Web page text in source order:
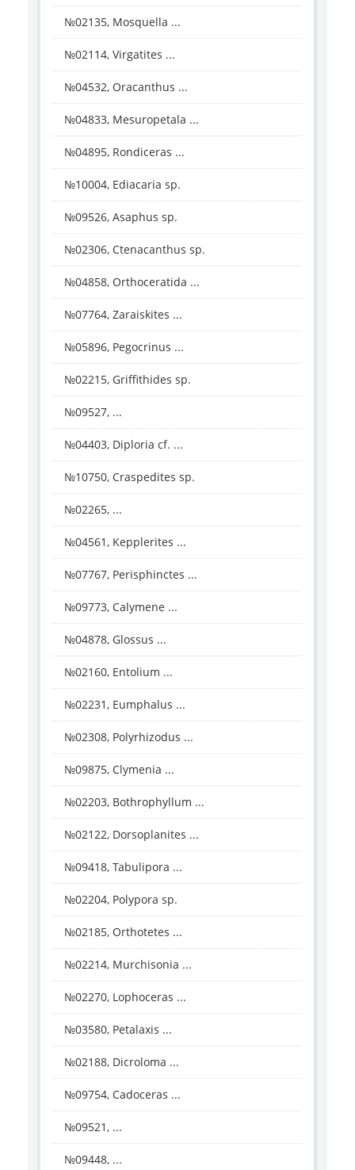
№02135, Mosquella ...
№02114, Virgatites ...
№04532, Oracanthus ...
№04833, Mesuropetala ...
№04895, Rondiceras ...
№10004, Ediacaria sp.
№09526, Asaphus sp.
№02306, Ctenacanthus sp.
№04858, Orthoceratida ...
№07764, Zaraiskites ...
№05896, Pegocrinus ...
№02215, Griffithides sp.
№09527, ...
№04403, Diploria cf. ...
№10750, Craspedites sp.
№02265, ...
№04561, Kepplerites ...
№07767, Perisphinctes ...
№09773, Calymene ...
№04878, Glossus ...
№02160, Entolium ...
№02231, Eumphalus ...
№02308, Polyrhizodus ...
№09875, Clymenia ...
№02203, Bothrophyllum ...
№02122, Dorsoplanites ...
№09418, Tabulipora ...
№02204, Polypora sp.
№02185, Orthotetes ...
№02214, Murchisonia ...
№02270, Lophoceras ...
№03580, Petalaxis ...
№02188, Dicroloma ...
№09754, Cadoceras ...
№09521, ...
№09448, ...